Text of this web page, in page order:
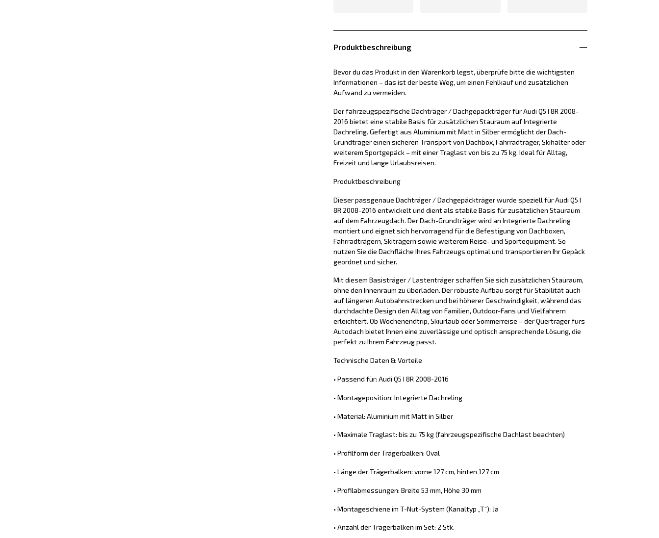
Produktbeschreibung
Bevor du das Produkt in den Warenkorb legst, überprüfe bitte die wichtigsten
Informationen – das ist der beste Weg, um einen Fehlkauf und zusätzlichen
Aufwand zu vermeiden.
Der fahrzeugspezifische Dachträger / Dachgepäckträger für Audi Q5 I 8R 2008-
2016 bietet eine stabile Basis für zusätzlichen Stauraum auf Integrierte
Dachreling. Gefertigt aus Aluminium mit Matt in Silber ermöglicht der Dach-
Grundträger einen sicheren Transport von Dachbox, Fahrradträger, Skihalter oder
weiterem Sportgepäck – mit einer Traglast von bis zu 75 kg. Ideal für Alltag,
Freizeit und lange Urlaubsreisen.
Produktbeschreibung
Dieser passgenaue Dachträger / Dachgepäckträger wurde speziell für Audi Q5 I
8R 2008-2016 entwickelt und dient als stabile Basis für zusätzlichen Stauraum
auf dem Fahrzeugdach. Der Dach-Grundträger wird an Integrierte Dachreling
montiert und eignet sich hervorragend für die Befestigung von Dachboxen,
Fahrradträgern, Skiträgern sowie weiterem Reise- und Sportequipment. So
nutzen Sie die Dachfläche Ihres Fahrzeugs optimal und transportieren Ihr Gepäck
geordnet und sicher.
Mit diesem Basisträger / Lastenträger schaffen Sie sich zusätzlichen Stauraum,
ohne den Innenraum zu überladen. Der robuste Aufbau sorgt für Stabilität auch
auf längeren Autobahnstrecken und bei höherer Geschwindigkeit, während das
durchdachte Design den Alltag von Familien, Outdoor-Fans und Vielfahrern
erleichtert. Ob Wochenendtrip, Skiurlaub oder Sommerreise – der Querträger fürs
Autodach bietet Ihnen eine zuverlässige und optisch ansprechende Lösung, die
perfekt zu Ihrem Fahrzeug passt.
Technische Daten & Vorteile
• Passend für: Audi Q5 I 8R 2008-2016
• Montageposition: Integrierte Dachreling
• Material: Aluminium mit Matt in Silber
• Maximale Traglast: bis zu 75 kg (fahrzeugspezifische Dachlast beachten)
• Profilform der Trägerbalken: Oval
• Länge der Trägerbalken: vorne 127 cm, hinten 127 cm
• Profilabmessungen: Breite 53 mm, Höhe 30 mm
• Montageschiene im T-Nut-System (Kanaltyp „T“): Ja
• Anzahl der Trägerbalken im Set: 2 Stk.